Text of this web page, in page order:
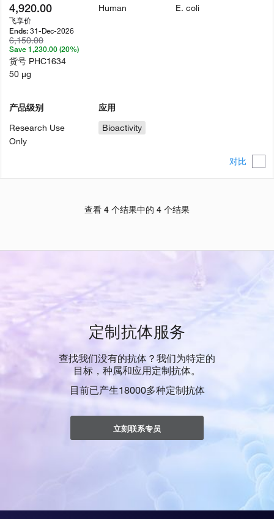
对比
Human
E. coli
产品级别
Research Use
Only
应用
Bioactivity
4,920.00
飞享价
Ends: 31-Dec-2026
6,150.00
Save 1,230.00 (20%)
货号 PHC1634
50 µg
查看 4 个结果中的 4 个结果
定制抗体服务
查找我们没有的抗体？我们为特定的
目标，种属和应用定制抗体。
目前已产生18000多种定制抗体
立刻联系专员